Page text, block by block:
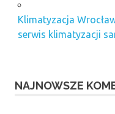
Klimatyzacja
serwis klimatyzacji
NAJNOWSZE